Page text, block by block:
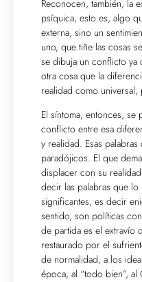
Reconocen, también, la
psíquica, esto es, algo
externa, sino un
uno, que tiñe las cosas
se dibuja un conflicto ya
otra cosa que la
realidad como universal,
El síntoma, entonces,
conflicto entre esa
y realidad. Esas
paradójicos. El que
displacer con su
decir las palabras que
significantes, es decir
sentido, son políticas
de partida es el extravío
restaurado por el
de normalidad, a los
época, al “todo bien”, al